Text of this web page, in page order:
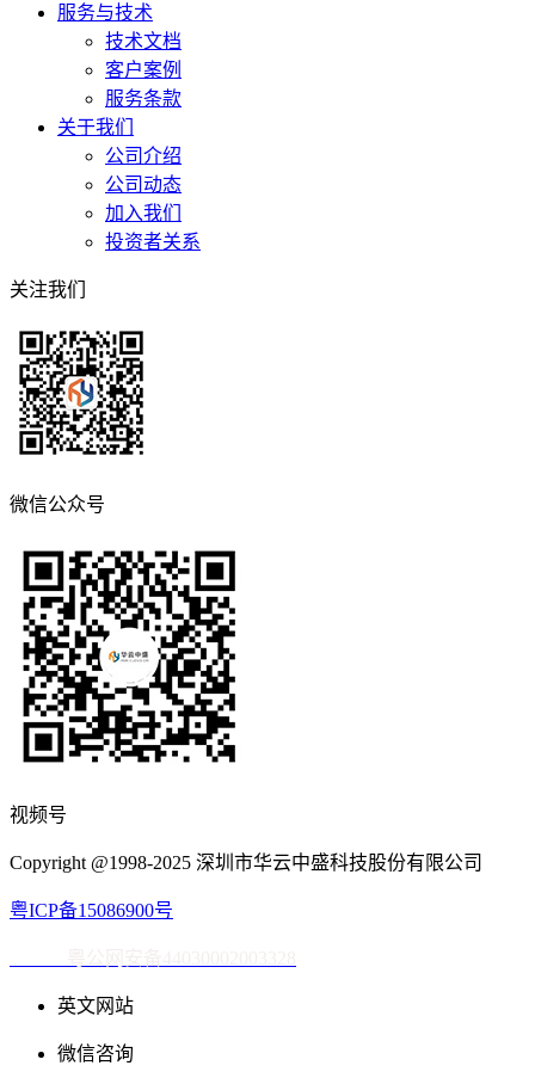
服务与技术
技术文档
客户案例
服务条款
关于我们
公司介绍
公司动态
加入我们
投资者关系
关注我们
微信公众号
视频号
Copyright @1998-2025 深圳市华云中盛科技股份有限公司
粤ICP备15086900号
英文网站
微信咨询